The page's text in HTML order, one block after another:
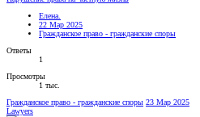
Елена.
22 Мар 2025
Гражданское право - гражданские споры
Ответы
1
Просмотры
1 тыс.
Гражданское право - гражданские споры 23 Мар 2025
Lawyers